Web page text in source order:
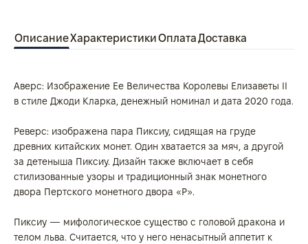
ОписаниеХарактеристикиОплатаДоставка
Аверс: Изображение Ее Величества Королевы Елизаветы II
в стиле Джоди Кларка, денежный номинал и дата 2020 года.
Реверс: изображена пара Пиксиу, сидящая на груде
древних китайских монет. Один хватается за мяч, а другой
за детеныша Пиксиу. Дизайн также включает в себя
стилизованные узоры и традиционный знак монетного
двора Пертского монетного двора «P».
Пиксиу — мифологическое существо с головой дракона и
телом льва. Считается, что у него ненасытный аппетит к